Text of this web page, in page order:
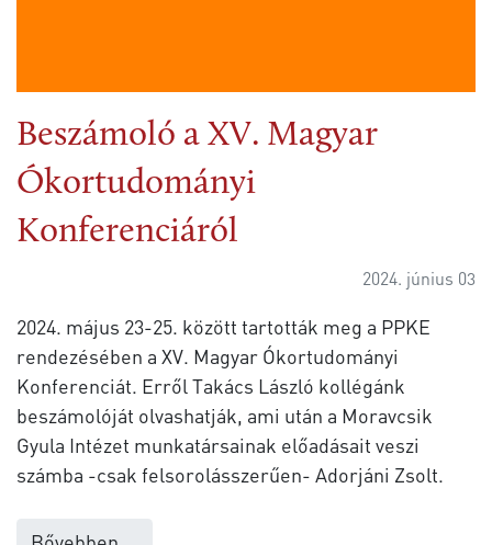
Beszámoló a XV. Magyar
Ókortudományi
Konferenciáról
2024. június 03
2024. május 23-25. között tartották meg a PPKE
rendezésében a XV. Magyar Ókortudományi
Konferenciát. Erről Takács László kollégánk
beszámolóját olvashatják, ami után a Moravcsik
Gyula Intézet munkatársainak előadásait veszi
számba -csak felsorolásszerűen- Adorjáni Zsolt.